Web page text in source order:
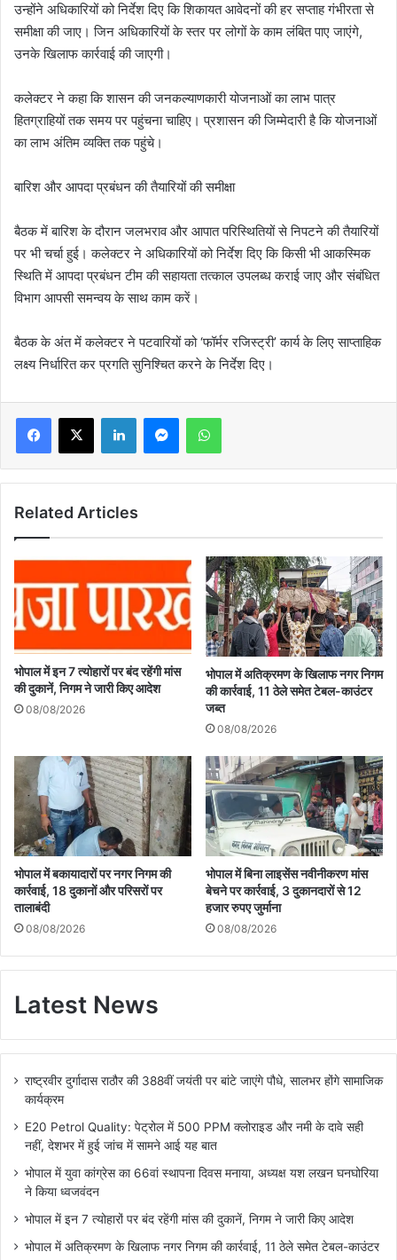
उन्होंने अधिकारियों को निर्देश दिए कि शिकायत आवेदनों की हर सप्ताह गंभीरता से
समीक्षा की जाए। जिन अधिकारियों के स्तर पर लोगों के काम लंबित पाए जाएंगे,
उनके खिलाफ कार्रवाई की जाएगी।
कलेक्टर ने कहा कि शासन की जनकल्याणकारी योजनाओं का लाभ पात्र
हितग्राहियों तक समय पर पहुंचना चाहिए। प्रशासन की जिम्मेदारी है कि योजनाओं
का लाभ अंतिम व्यक्ति तक पहुंचे।
बारिश और आपदा प्रबंधन की तैयारियों की समीक्षा
बैठक में बारिश के दौरान जलभराव और आपात परिस्थितियों से निपटने की तैयारियों
पर भी चर्चा हुई। कलेक्टर ने अधिकारियों को निर्देश दिए कि किसी भी आकस्मिक
स्थिति में आपदा प्रबंधन टीम की सहायता तत्काल उपलब्ध कराई जाए और संबंधित
विभाग आपसी समन्वय के साथ काम करें।
बैठक के अंत में कलेक्टर ने पटवारियों को ‘फॉर्मर रजिस्ट्री’ कार्य के लिए साप्ताहिक
लक्ष्य निर्धारित कर प्रगति सुनिश्चित करने के निर्देश दिए।
LinkedInMessengerWhatsApp
Related Articles
भोपाल में इन 7 त्योहारों पर बंद रहेंगी मांस
की दुकानें, निगम ने जारी किए आदेश
08/08/2026
भोपाल में अतिक्रमण के खिलाफ नगर निगम
की कार्रवाई, 11 ठेले समेत टेबल-काउंटर
जब्त
08/08/2026
भोपाल में बकायादारों पर नगर निगम की
कार्रवाई, 18 दुकानों और परिसरों पर
तालाबंदी
08/08/2026
भोपाल में बिना लाइसेंस नवीनीकरण मांस
बेचने पर कार्रवाई, 3 दुकानदारों से 12
हजार रुपए जुर्माना
08/08/2026
Latest News
राष्ट्रवीर दुर्गादास राठौर की 388वीं जयंती पर बांटे जाएंगे पौधे, सालभर होंगे सामाजिक
कार्यक्रम
E20 Petrol Quality: पेट्रोल में 500 PPM क्लोराइड और नमी के दावे सही
नहीं, देशभर में हुई जांच में सामने आई यह बात
भोपाल में युवा कांग्रेस का 66वां स्थापना दिवस मनाया, अध्यक्ष यश लखन घनघोरिया
ने किया ध्वजवंदन
भोपाल में इन 7 त्योहारों पर बंद रहेंगी मांस की दुकानें, निगम ने जारी किए आदेश
भोपाल में अतिक्रमण के खिलाफ नगर निगम की कार्रवाई, 11 ठेले समेत टेबल-काउंटर